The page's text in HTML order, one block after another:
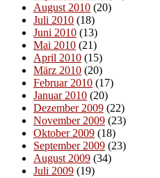
August 2010 (20)
Juli 2010 (18)
Juni 2010 (13)
Mai 2010 (21)
April 2010 (15)
März 2010 (20)
Februar 2010 (17)
Januar 2010 (20)
Dezember 2009 (22)
November 2009 (23)
Oktober 2009 (18)
September 2009 (23)
August 2009 (34)
Juli 2009 (19)